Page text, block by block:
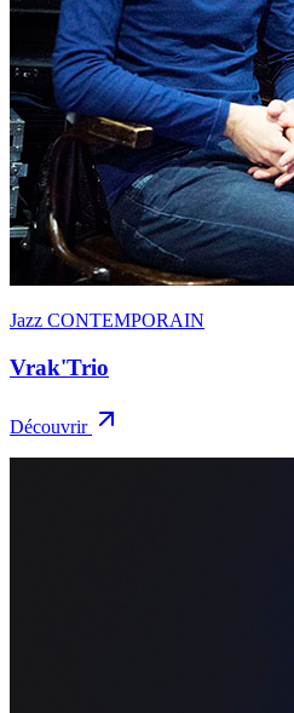
Jazz CONTEMPORAIN
Vrak'Trio
Découvrir